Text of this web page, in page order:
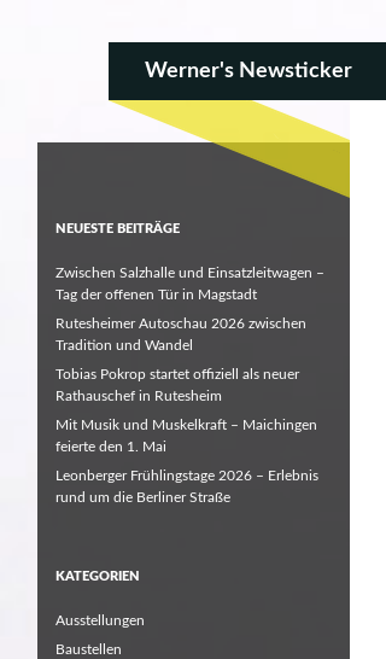
Werner's Newsticker
NEUESTE BEITRÄGE
Zwischen Salzhalle und Einsatzleitwagen –
Tag der offenen Tür in Magstadt
Rutesheimer Autoschau 2026 zwischen
Tradition und Wandel
Tobias Pokrop startet offiziell als neuer
Rathauschef in Rutesheim
Mit Musik und Muskelkraft – Maichingen
feierte den 1. Mai
Leonberger Frühlingstage 2026 – Erlebnis
rund um die Berliner Straße
KATEGORIEN
Ausstellungen
Baustellen